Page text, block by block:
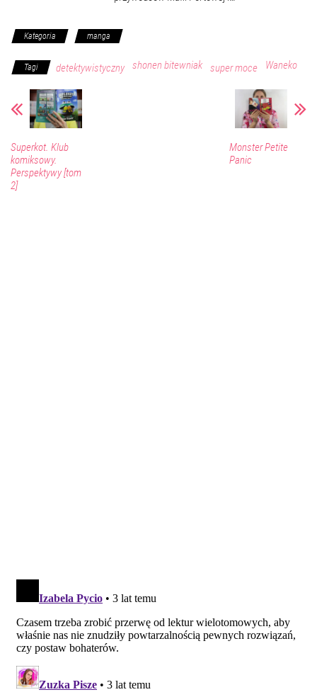
Kategoria manga
Tagi detektywistyczny shonen bitewniak super moce Waneko
Superkot. Klub
komiksowy.
Perspektywy [tom
2]
Monster Petite
Panic